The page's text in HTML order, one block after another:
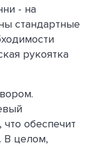
- на
стандартные
рукоятка
обеспечит
В целом,